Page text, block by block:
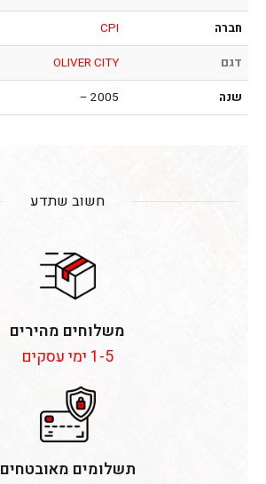
חברה
CPI
דגם
OLIVER CITY
שנה
2005 –
חשוב שתדע
משלוחים מהירים
1-5 ימי עסקים
תשלומים מאובטחים